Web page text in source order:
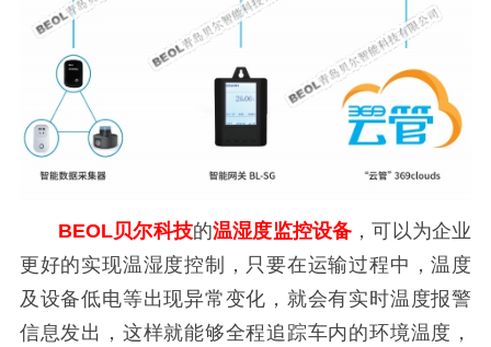
BEOL贝尔科技的温湿度监控设备 ，可以为企业
更好的实现温湿度控制，只要在运输过程中，温度
及设备低电等出现异常变化，就会有实时温度报警
信息发出，这样就能够全程追踪车内的环境温度，